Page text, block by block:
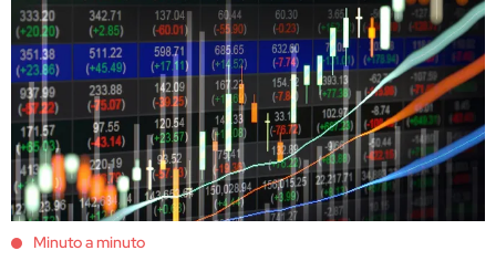
Minuto a minuto